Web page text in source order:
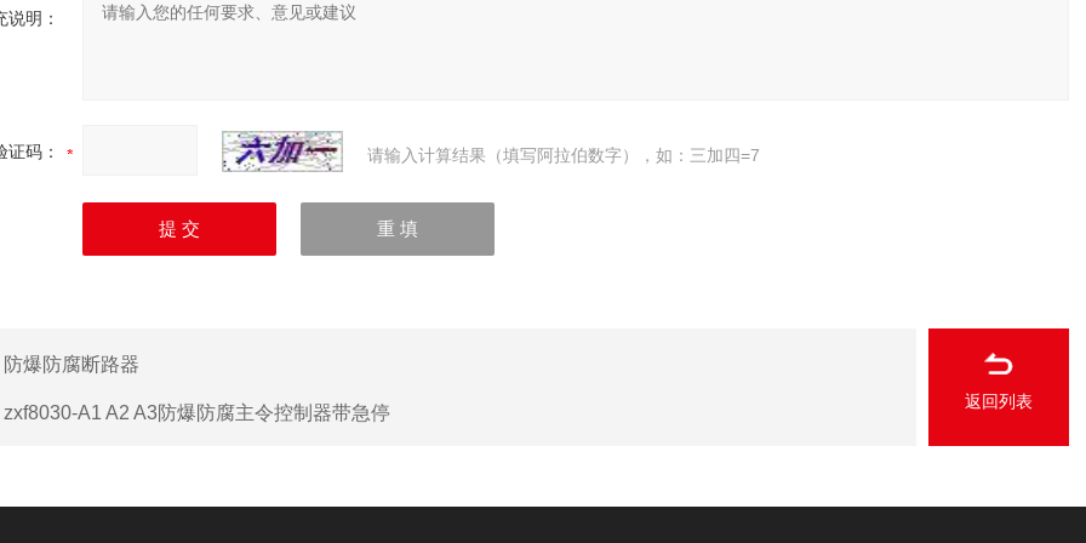
说明：
证码： 请输入计算结果（填写阿拉伯数字），如：三加四=7
防爆防腐断路器
zxf8030-A1 A2 A3防爆防腐主令控制器带急停
返回列表